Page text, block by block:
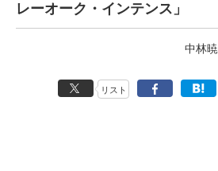
レーオーク・インテンス」
中林暁
リスト